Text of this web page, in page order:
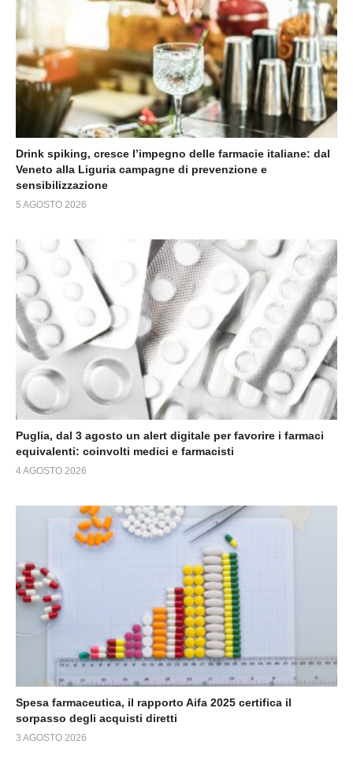
Drink spiking, cresce l’impegno delle farmacie italiane: dal
Veneto alla Liguria campagne di prevenzione e
sensibilizzazione
5 AGOSTO 2026
Puglia, dal 3 agosto un alert digitale per favorire i farmaci
equivalenti: coinvolti medici e farmacisti
4 AGOSTO 2026
Spesa farmaceutica, il rapporto Aifa 2025 certifica il
sorpasso degli acquisti diretti
3 AGOSTO 2026